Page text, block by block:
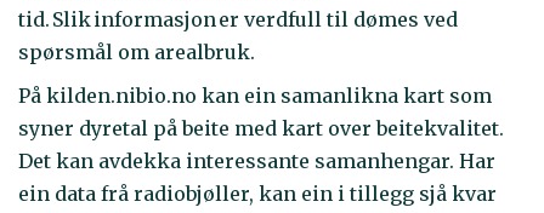
tid. Slik informasjon er verdfull til dømes ved
spørsmål om arealbruk.
På kilden.nibio.no kan ein samanlikna kart som
syner dyretal på beite med kart over beitekvalitet.
Det kan avdekka interessante samanhengar. Har
ein data frå radiobjøller, kan ein i tillegg sjå kvar